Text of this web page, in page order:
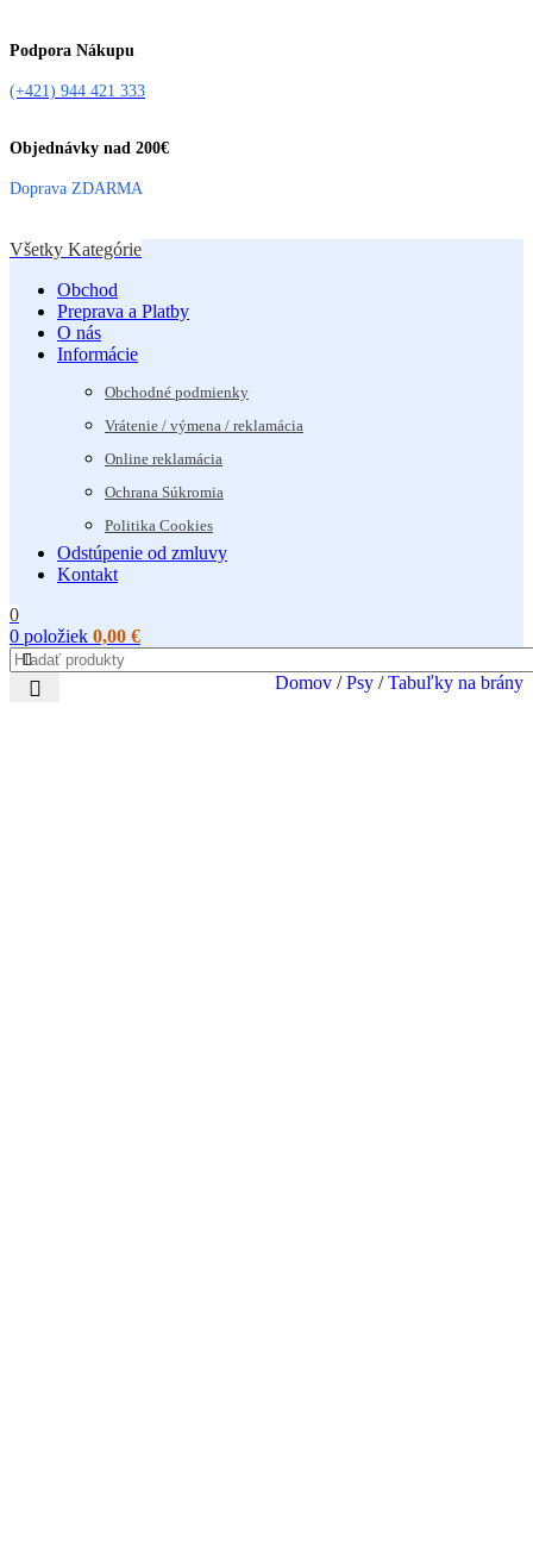
Podpora Nákupu
(+421) 944 421 333
Objednávky nad 200€
Doprava ZDARMA
Všetky Kategórie
Obchod
Preprava a Platby
O nás
Informácie
Obchodné podmienky
Vrátenie / výmena / reklamácia
Online reklamácia
Ochrana Súkromia
Politika Cookies
Odstúpenie od zmluvy
Kontakt
0
0 položiek 0,00 €
Domov / Psy / Tabuľky na brány